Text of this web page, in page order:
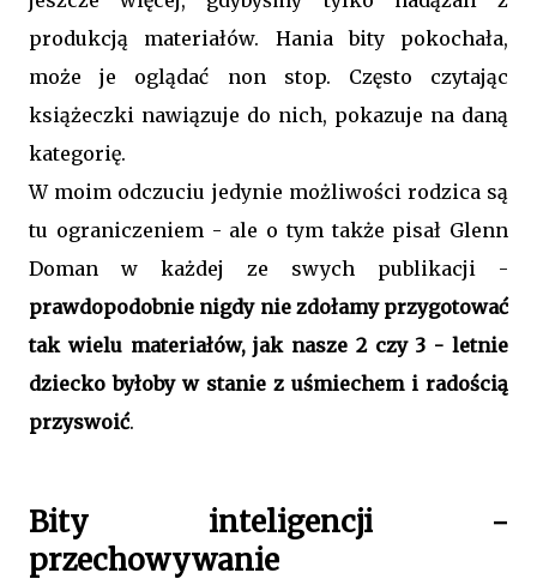
produkcją materiałów. Hania bity pokochała,
może je oglądać non stop. Często czytając
książeczki nawiązuje do nich, pokazuje na daną
kategorię.
W moim odczuciu jedynie możliwości rodzica są
tu ograniczeniem - ale o tym także pisał Glenn
Doman w każdej ze swych publikacji -
prawdopodobnie nigdy nie zdołamy przygotować
tak wielu materiałów, jak nasze 2 czy 3 - letnie
dziecko byłoby w stanie z uśmiechem i radością
przyswoić.
Bity inteligencji -
przechowywanie